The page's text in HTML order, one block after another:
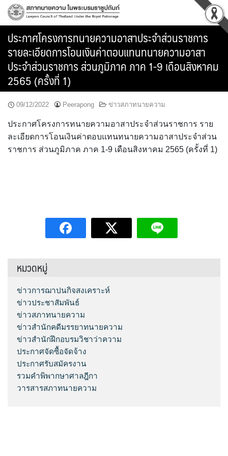
Skip
ประกาศโครงการทนายความอาสาประจำส่วนราชการ
รายละเอียดการโอนเงินค่าตอบแทนทนายความอาสา
ประจำส่วนราชการ ส่วนภูมิภาค ภาค 1-9 เดือนสิงหาคม
2565 (ครั้งที่ 1)
09/12/2022 Peerapong ข่าวสภาทนายความ
ประกาศโครงการทนายความอาสาประจำส่วนราชการ ราย
ละเอียดการโอนเงินค่าตอบแทนทนายความอาสาประจำส่วน
ราชการ ส่วนภูมิภาค ภาค 1-9 เดือนสิงหาคม 2565 (ครั้งที่ 1)
หมวดหมู่
ข่าวการฌาปนกิจสงเคราะห์
ข่าวประชาสัมพันธ์
ข่าวสภาทนายความ
ข่าวสำนักคดีมรรยาทนายความ
ข่าวสำนักฝึกอบรมวิชาว่าความ
ประกาศจัดซื้อจัดจ้าง
ประกาศรับสมัครงาน
รวมคำพิพากษาศาลฎีกา
วารสารสภาทนายความ